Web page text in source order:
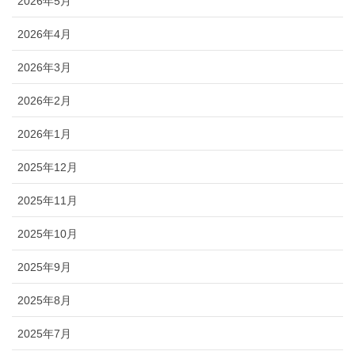
2026年4月
2026年3月
2026年2月
2026年1月
2025年12月
2025年11月
2025年10月
2025年9月
2025年8月
2025年7月